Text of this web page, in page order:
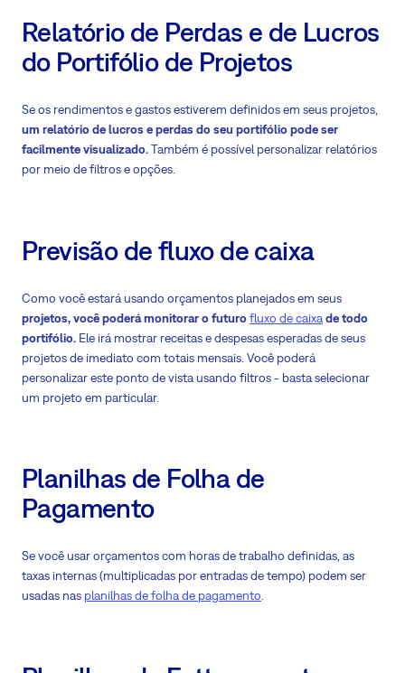
Relatório de Perdas e de Lucros
do Portifólio de Projetos
Se os rendimentos e gastos estiverem definidos em seus projetos,
um relatório de lucros e perdas do seu portifólio pode ser
facilmente visualizado.Também é possível personalizar relatórios
por meio de filtros e opções.
Previsão de fluxo de caixa
Como você estará usando orçamentos planejados em seus
projetos, você poderá monitorar o futurofluxo de caixade todo
portifólio. Ele irá mostrar receitas e despesas esperadas de seus
projetos de imediato com totais mensais. Você poderá
personalizar este ponto de vista usando filtros - basta selecionar
um projeto em particular.
Planilhas de Folha de
Pagamento
Se você usar orçamentos com horas de trabalho definidas, as
taxas internas (multiplicadas por entradas de tempo) podem ser
usadas nas planilhas de folha de pagamento.